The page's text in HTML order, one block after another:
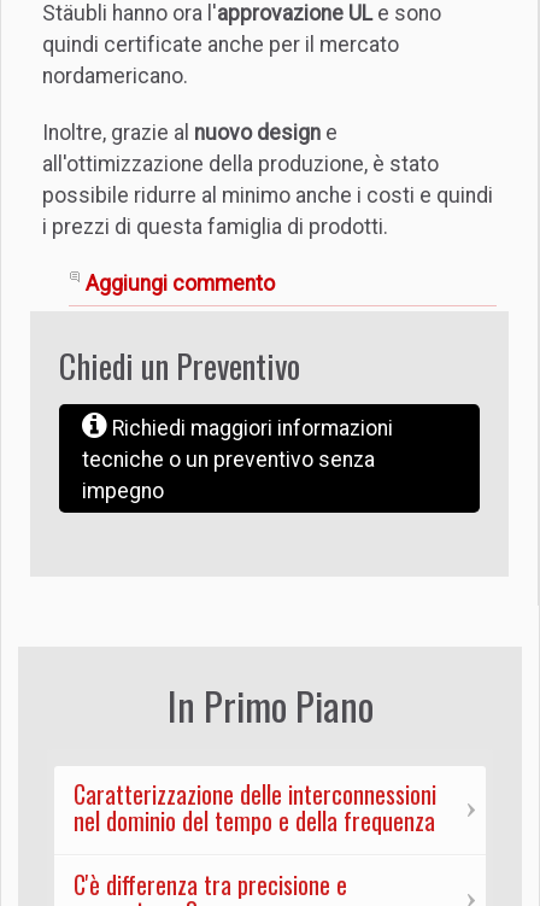
Stäubli hanno ora l'approvazione ULe sono
quindi certificate anche per il mercato
nordamericano.
Inoltre, grazie al nuovo design e
all'ottimizzazione della produzione, è stato
possibile ridurre al minimo anche i costi e quindi
i prezzi di questa famiglia di prodotti.
Aggiungi commento
Chiedi un Preventivo
Richiedi maggiori informazioni
tecniche o un preventivo senza
impegno
In Primo Piano
Caratterizzazione delle interconnessioni
nel dominio del tempo e della frequenza
C'è differenza tra precisione e